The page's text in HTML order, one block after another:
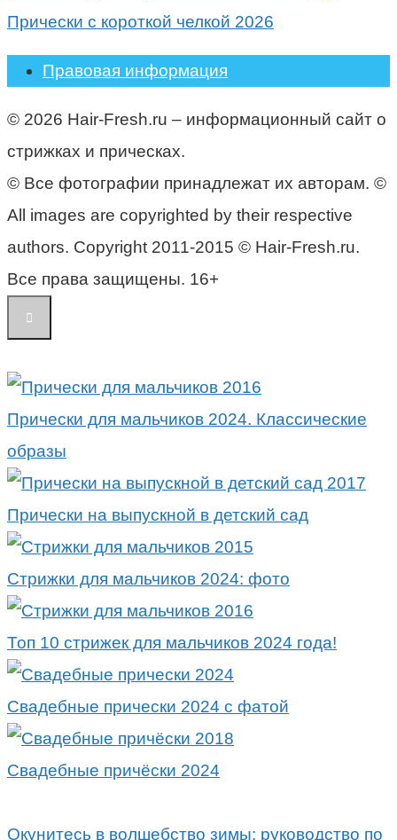
Прически с короткой челкой 2026
Правовая информация
© 2026 Hair-Fresh.ru – информационный сайт о
стрижках и прическах.
© Все фотографии принадлежат их авторам. ©
All images are copyrighted by their respective
authors. Copyright 2011-2015 © Hair-Fresh.ru.
Все права защищены. 16+
Прически для мальчиков 2024. Классические
образы
Прически на выпускной в детский сад
Стрижки для мальчиков 2024: фото
Топ 10 стрижек для мальчиков 2024 года!
Свадебные прически 2024 с фатой
Свадебные причёски 2024
Окунитесь в волшебство зимы: руководство по